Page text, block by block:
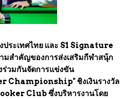
ระเทศไทย และ S1 Signature
สำคัญของการส่งเสริมกีฬาสนุ้ก
วมกันจัดการแข่งขัน
Championship" ชิงเงินรางวัล
Club ซึ่งบริหารงานโดย